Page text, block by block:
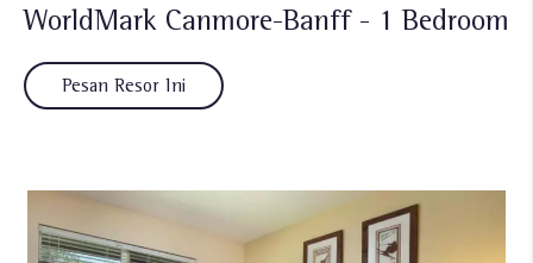
WorldMark Canmore-Banff - 1 Bedroom
Pesan Resor Ini